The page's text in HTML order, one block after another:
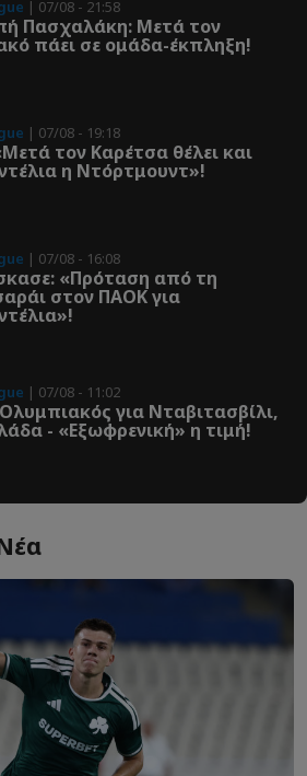
| 07/08 - 21:58
Πασχαλάκη: Μετά τον
πάει σε ομάδα-έκπληξη!
| 07/08 - 19:18
τον Καρέτσα θέλει και
η Ντόρτμουντ»!
| 07/08 - 16:08
«Πρόταση από τη
στον ΠΑΟΚ για
| 07/08 - 11:02
Ολυμπιακός για Νταβιτασβίλι,
- «Εξωφρενική» η τιμή!